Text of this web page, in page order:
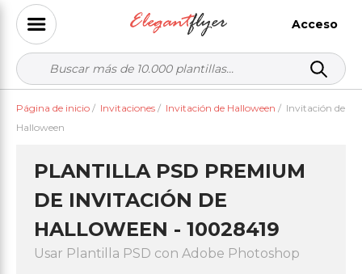
Acceso
Página de inicio / Invitaciones / Invitación de Halloween / Invitación de
Halloween
PLANTILLA PSD PREMIUM
DE INVITACIÓN DE
HALLOWEEN - 10028419
Usar Plantilla PSD con Adobe Photoshop